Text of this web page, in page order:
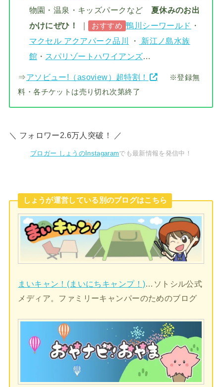
物園・温泉・キッズパークなど 夏休みのお出
かけにぜひ！
｜ おすすめ 鴨川シーワールド ・
マクセル アクアパーク品川
・
新江ノ島水族
館 ・ スパリゾートハワイアンズ…
⇒アソビュー!（asoview）超特割！
※登録無
料・各チケットは売り切れ次第終了
＼ フォロワー2.6万人突破！ ／
ブロガー しょうのInstagaramでも最新情報を発信中！
しょうが運営している別のブログはこちら
まいキャン！(まいにちキャンプ！)…ソトシル公式
メディア。ファミリーキャンパーのためのブログ